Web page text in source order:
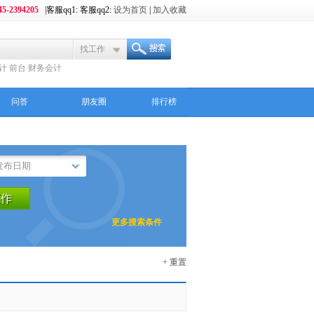
2394205 |客服qq1: 客服qq2: 设为首页 加入收藏
找工作
前台 财务会计
问答 朋友圈 排行榜
更多搜索条件
+ 重置